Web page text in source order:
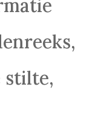
stilte,